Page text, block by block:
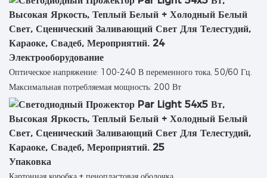
Электрооборудование
Оптическое напряжение: 100-240 В переменного тока, 50/60 Гц.
Максимальная потребляемая мощность: 200 Вт
Упаковка